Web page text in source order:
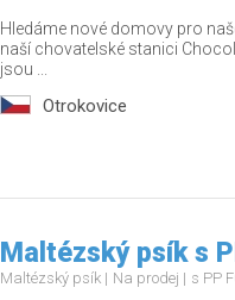
Hledáme nové domovy pro
naší chovatelské stanici
jsou ...
Otrokovice
Maltézský psík s
Maltézský psík Na prodej s PP